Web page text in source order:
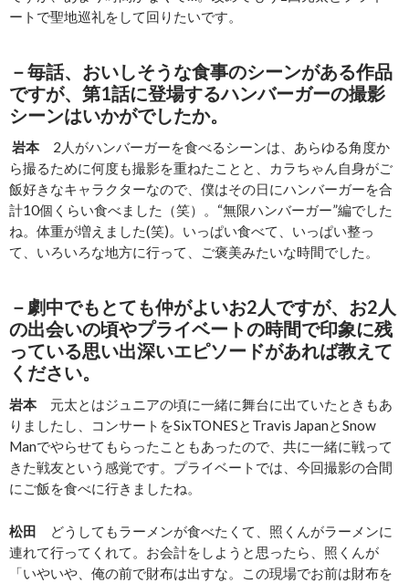
ートで聖地巡礼をして回りたいです。
－毎話、おいしそうな食事のシーンがある作品
ですが、第1話に登場するハンバーガーの撮影
シーンはいかがでしたか。
岩本2人がハンバーガーを食べるシーンは、あらゆる角度か
ら撮るために何度も撮影を重ねたことと、カラちゃん自身がご
飯好きなキャラクターなので、僕はその日にハンバーガーを合
計10個くらい食べました（笑）。“無限ハンバーガー”編でした
ね。体重が増えました(笑)。いっぱい食べて、いっぱい整っ
て、いろいろな地方に行って、ご褒美みたいな時間でした。
－劇中でもとても仲がよいお2人ですが、お2人
の出会いの頃やプライベートの時間で印象に残
っている思い出深いエピソードがあれば教えて
ください。
岩本 元太とはジュニアの頃に一緒に舞台に出ていたときもあ
りましたし、コンサートをSixTONESとTravis JapanとSnow
Manでやらせてもらったこともあったので、共に一緒に戦って
きた戦友という感覚です。プライベートでは、今回撮影の合間
にご飯を食べに行きましたね。
松田
どうしてもラーメンが食べたくて、照くんがラーメンに
連れて行ってくれて。お会計をしようと思ったら、照くんが
「いやいや、俺の前で財布は出すな。この現場でお前は財布を